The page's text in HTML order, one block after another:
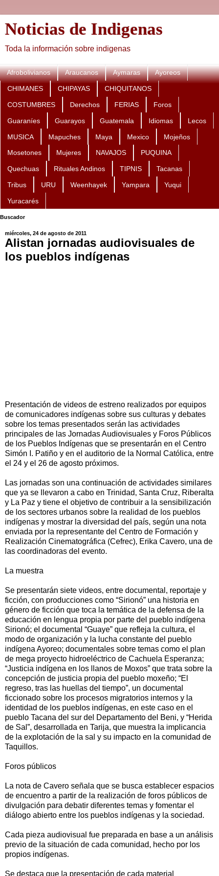
Noticias de Indigenas
Toda la información sobre indigenas
Afrobolivianos Araucanos Aymaras Ayoreos
CHIMANES CHIPAYAS CHIQUITANOS
COSTUMBRES Derechos FERIAS Foros
Guaraníes Guarayos Guatemala Idiomas Lecos
MUSICA Mapuches Maya Mexico Mojeños
Mosetones Mujeres NAVAJOS PUQUINA
Quechuas Rituales Andinos TIPNIS Tacanas
Tribus URU Weenhayek Yampara Yuqui
Yuracarés
Buscador
miércoles, 24 de agosto de 2011
Alistan jornadas audiovisuales de
los pueblos indígenas
Presentación de videos de estreno realizados por equipos
de comunicadores indígenas sobre sus culturas y debates
sobre los temas presentados serán las actividades
principales de las Jornadas Audiovisuales y Foros Públicos
de los Pueblos Indígenas que se presentarán en el Centro
Simón I. Patiño y en el auditorio de la Normal Católica, entre
el 24 y el 26 de agosto próximos.
Las jornadas son una continuación de actividades similares
que ya se llevaron a cabo en Trinidad, Santa Cruz, Riberalta
y La Paz y tiene el objetivo de contribuir a la sensibilización
de los sectores urbanos sobre la realidad de los pueblos
indígenas y mostrar la diversidad del país, según una nota
enviada por la representante del Centro de Formación y
Realización Cinematográfica (Cefrec), Erika Cavero, una de
las coordinadoras del evento.
La muestra
Se presentarán siete videos, entre documental, reportaje y
ficción, con producciones como “Sirionó” una historia en
género de ficción que toca la temática de la defensa de la
educación en lengua propia por parte del pueblo indígena
Sirionó; el documental “Guaye” que refleja la cultura, el
modo de organización y la lucha constante del pueblo
indígena Ayoreo; documentales sobre temas como el plan
de mega proyecto hidroeléctrico de Cachuela Esperanza;
“Justicia indígena en los llanos de Moxos” que trata sobre la
concepción de justicia propia del pueblo moxeño; “El
regreso, tras las huellas del tiempo”, un documental
ficcionado sobre los procesos migratorios internos y la
identidad de los pueblos indígenas, en este caso en el
pueblo Tacana del sur del Departamento del Beni, y “Herida
de Sal”, desarrollada en Tarija, que muestra la implicancia
de la explotación de la sal y su impacto en la comunidad de
Taquillos.
Foros públicos
La nota de Cavero señala que se busca establecer espacios
de encuentro a partir de la realización de foros públicos de
divulgación para debatir diferentes temas y fomentar el
diálogo abierto entre los pueblos indígenas y la sociedad.
Cada pieza audiovisual fue preparada en base a un análisis
previo de la situación de cada comunidad, hecho por los
propios indígenas.
Se destaca que la presentación de cada material